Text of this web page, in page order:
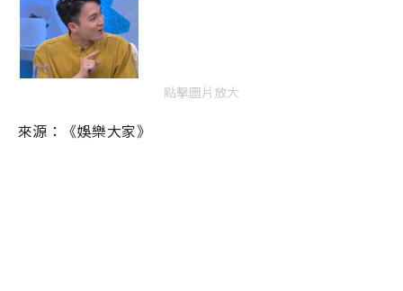
點擊圖片放大
來源：《娛樂大家》